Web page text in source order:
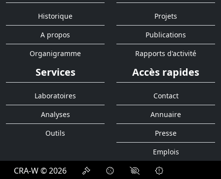
Historique
A propos
Organigramme
Projets
Publications
Rapports d'activité
Services
Laboratoires
Analyses
Outils
Accès rapides
Contact
Annuaire
Presse
Emplois
CRA-W © 2026